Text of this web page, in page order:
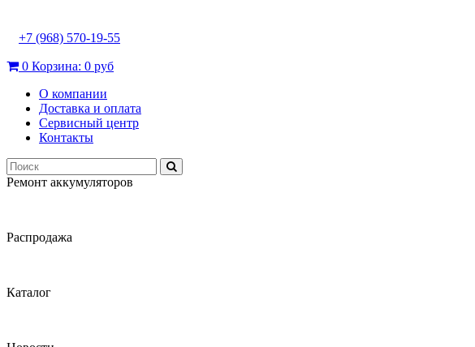
+7 (968) 570-19-55
0 Корзина: 0 руб
О компании
Доставка и оплата
Сервисный центр
Контакты
Ремонт аккумуляторов
Распродажа
Каталог